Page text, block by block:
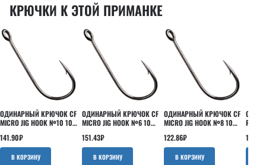
КРЮЧКИ К ЭТОЙ ПРИМАНКЕ
ОДИНАРНЫЙ КРЮЧОК CF
MICRO JIG HOOK №10 10
141.90₽
В КОРЗИНУ
ОДИНАРНЫЙ КРЮЧОК CF
MICRO JIG HOOK №6 10
151.43₽
В КОРЗИНУ
ОДИНАРНЫЙ КРЮЧОК CF
MICRO JIG HOOK №8 10
122.86₽
В КОРЗИНУ
160.95